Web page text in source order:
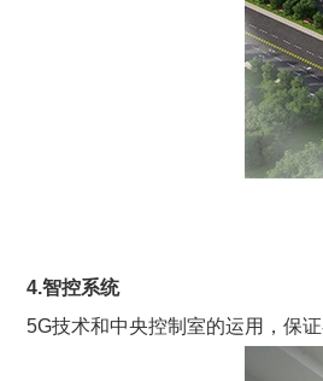
4.智控系统
5G技术和中央控制室的运用，保